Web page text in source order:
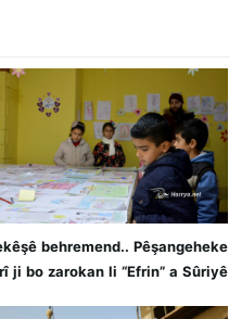
behremend.. Pêşangeheke
ji bo zarokan li “Efrin” a Sûriyê